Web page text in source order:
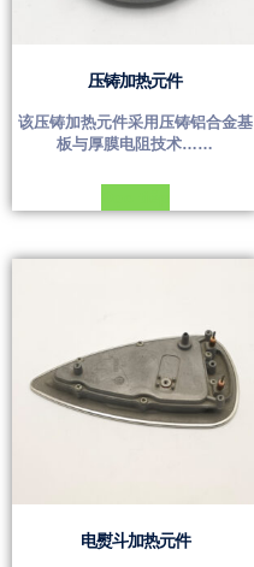
压铸加热元件
该压铸加热元件采用压铸铝合金基
板与厚膜电阻技术……
电熨斗加热元件